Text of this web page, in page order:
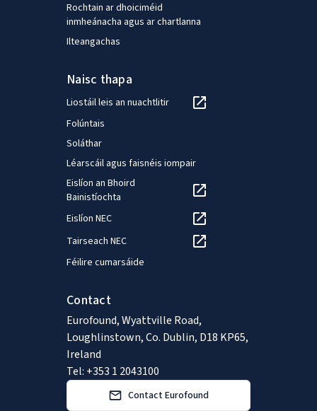
Rochtain ar dhoiciméid
inmheánacha agus ar chartlanna
Ilteangachas
Naisc thapa
Liostáil leis an nuachtlitir
Folúntais
Soláthar
Léarscáil agus faisnéis iompair
Eislíon an Bhoird
Bainistíochta
Eislíon NEC
Tairseach NEC
Féilire cumarsáide
Contact
Eurofound, Wyattville Road,
Loughlinstown, Co. Dublin, D18 KP65,
Ireland
Tel: +353 1 2043100
Contact Eurofound